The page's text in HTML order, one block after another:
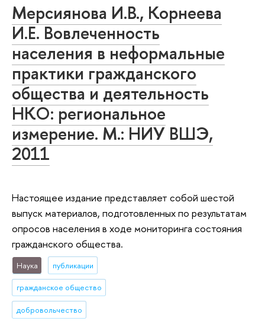
Мерсиянова И.В., Корнеева
И.Е. Вовлеченность
населения в неформальные
практики гражданского
общества и деятельность
НКО: региональное
измерение. М.: НИУ ВШЭ,
2011
Настоящее издание представляет собой шестой
выпуск материалов, подготовленных по результатам
опросов населения в ходе мониторинга состояния
гражданского общества.
Наука публикации
гражданское общество
добровольчество